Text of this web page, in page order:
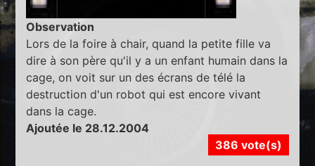
Observation
Lors de la foire à chair, quand la petite fille va
dire à son père qu'il y a un enfant humain dans la
cage, on voit sur un des écrans de télé la
destruction d'un robot qui est encore vivant
dans la cage.
Ajoutée le 28.12.2004
386 vote(s)